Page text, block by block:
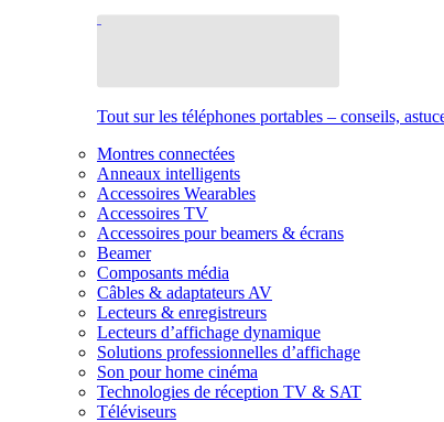
Tout sur les téléphones portables – conseils,
Montres connectées
Anneaux intelligents
Accessoires Wearables
Accessoires TV
Accessoires pour beamers & écrans
Beamer
Composants média
Câbles & adaptateurs AV
Lecteurs & enregistreurs
Lecteurs d’affichage dynamique
Solutions professionnelles d’affichage
Son pour home cinéma
Technologies de réception TV & SAT
Téléviseurs